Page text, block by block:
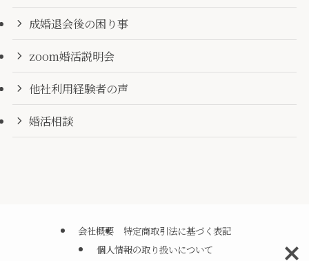
成婚退会後の困り事
zoom婚活説明会
他社利用経験者の声
婚活相談
会社概要
特定商取引法に基づく表記
個人情報の取り扱いについて